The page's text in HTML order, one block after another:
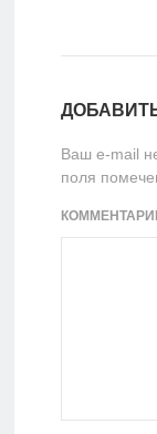
Ваш e-mail
поля